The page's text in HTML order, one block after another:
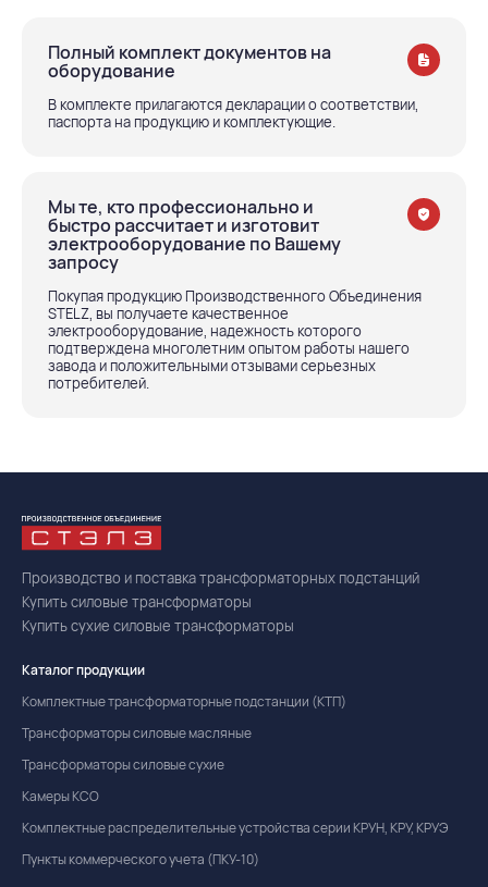
Полный комплект документов на
оборудование
В комплекте прилагаются декларации о соответствии,
паспорта на продукцию и комплектующие.
Мы те, кто профессионально и
быстро рассчитает и изготовит
электрооборудование по Вашему
запросу
Покупая продукцию Производственного Объединения
STELZ, вы получаете качественное
электрооборудование, надежность которого
подтверждена многолетним опытом работы нашего
завода и положительными отзывами серьезных
потребителей.
Производство и поставка трансформаторных подстанций
Купить силовые трансформаторы
Купить сухие силовые трансформаторы
Каталог продукции
Комплектные трансформаторные подстанции (КТП)
Трансформаторы силовые масляные
Трансформаторы силовые сухие
Камеры КСО
Комплектные распределительные устройства серии КРУН, КРУ, КРУЭ
Пункты коммерческого учета (ПКУ-10)